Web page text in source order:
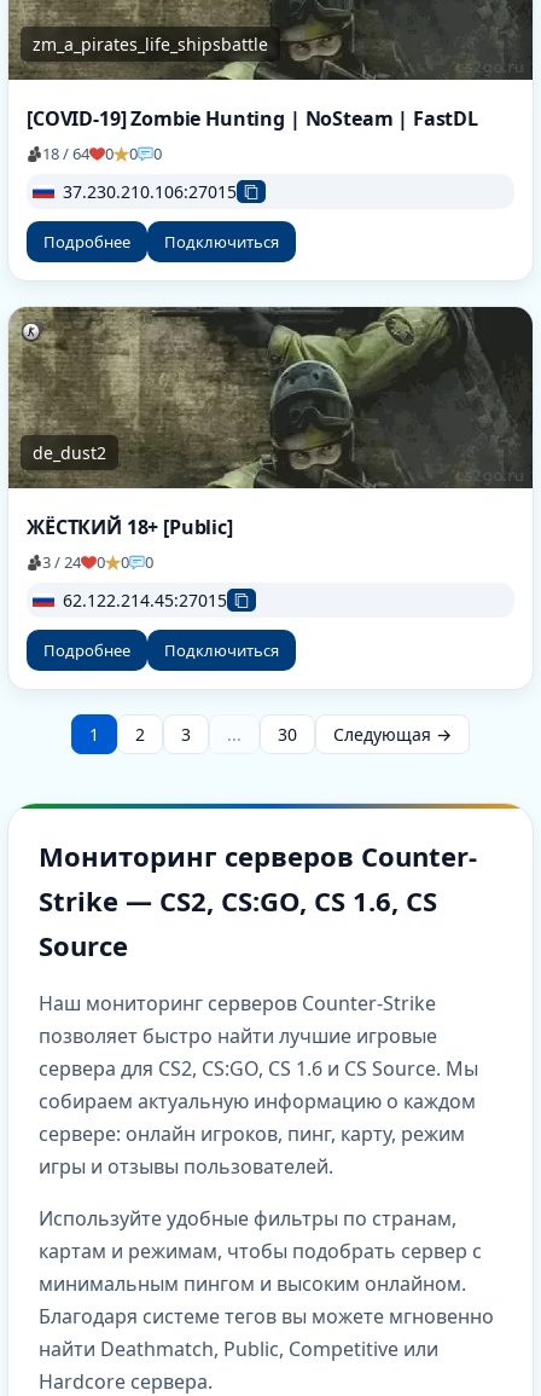
zm_a_pirates_life_shipsbattle
[COVID-19] Zombie Hunting | NoSteam | FastDL
18 / 64 0 0 0
37.230.210.106:27015
Подробнее Подключиться
de_dust2
ЖЁСТКИЙ 18+ [Public]
3 / 24 0 0 0
62.122.214.45:27015
Подробнее Подключиться
1 2 3 ... 30 Следующая →
Мониторинг серверов Counter-
Strike — CS2, CS:GO, CS 1.6, CS
Source
Наш мониторинг серверов Counter-Strike
позволяет быстро найти лучшие игровые
сервера для CS2, CS:GO, CS 1.6 и CS Source. Мы
собираем актуальную информацию о каждом
сервере: онлайн игроков, пинг, карту, режим
игры и отзывы пользователей.
Используйте удобные фильтры по странам,
картам и режимам, чтобы подобрать сервер с
минимальным пингом и высоким онлайном.
Благодаря системе тегов вы можете мгновенно
найти Deathmatch, Public, Competitive или
Hardcore сервера.